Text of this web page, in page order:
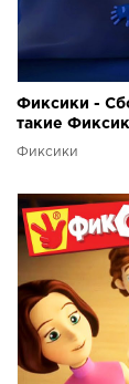
Фиксики -
такие
Фиксики